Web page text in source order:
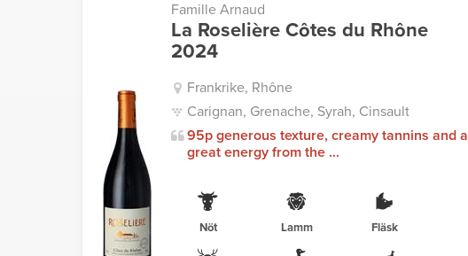
Famille Arnaud
La Roselière Côtes du Rhône
2024
Frankrike, Rhône
Carignan, Grenache, Syrah, Cinsault
95p generous texture, creamy tannins and a
great energy from the ...
Nöt Lamm Fläsk